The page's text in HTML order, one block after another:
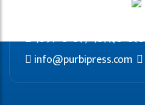
९८५२०८०८२ / ९८११३८०८२७
info@purbipress.com